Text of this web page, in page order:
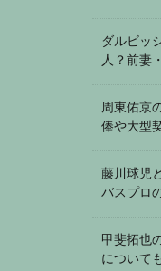
ダルビッ
人？前妻
周東佑京
俸や大型
藤川球児
バスプロ
甲斐拓也
について